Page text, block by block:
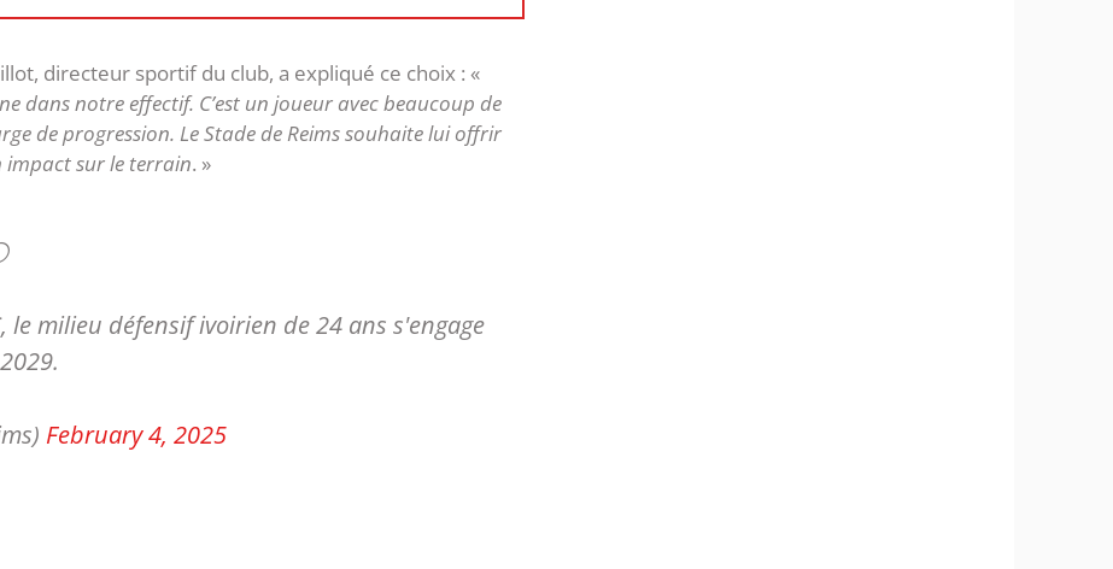
directeur sportif du club, a expliqué ce choix : «
dans notre effectif. C’est un joueur avec beaucoup de
de progression. Le Stade de Reims souhaite lui offrir
impact sur le terrain. »
le milieu défensif ivoirien de 24 ans s'engage
February 4, 2025